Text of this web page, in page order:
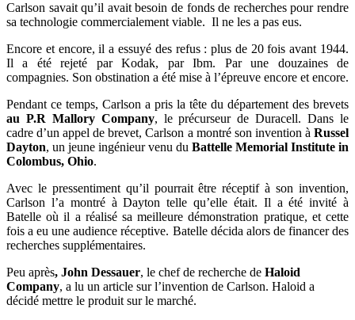
Carlson savait qu’il avait besoin de fonds de recherches pour rendre
sa technologie commercialement viable. Il ne les a pas eus.
Encore et encore, il a essuyé des refus : plus de 20 fois avant 1944.
Il a été rejeté par Kodak, par Ibm. Par une douzaines de
compagnies. Son obstination a été mise à l’épreuve encore et encore.
Pendant ce temps, Carlson a pris la tête du département des brevets
au P.R Mallory Company, le précurseur de Duracell. Dans le
cadre d’un appel de brevet, Carlson a montré son invention à Russel
Dayton, un jeune ingénieur venu du Battelle Memorial Institute in
Colombus, Ohio.
Avec le pressentiment qu’il pourrait être réceptif à son invention,
Carlson l’a montré à Dayton telle qu’elle était. Il a été invité à
Batelle où il a réalisé sa meilleure démonstration pratique, et cette
fois a eu une audience réceptive. Batelle décida alors de financer des
recherches supplémentaires.
Peu après, John Dessauer, le chef de recherche de Haloid
Company, a lu un article sur l’invention de Carlson. Haloid a
décidé mettre le produit sur le marché.